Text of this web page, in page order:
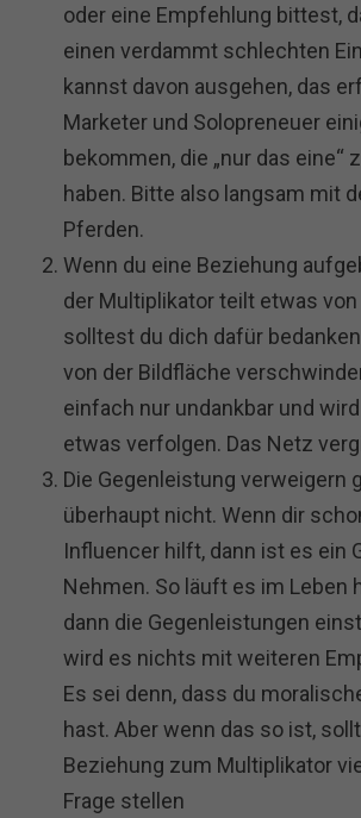
oder eine Empfehlung bittest,
einen verdammt schlechten
kannst davon ausgehen, das
Marketer und Solopreneuer
bekommen, die „nur das eine“
haben. Bitte also langsam mit
Pferden.
Wenn du eine Beziehung
der Multiplikator teilt etwas von
solltest du dich dafür
von der Bildfläche
einfach nur undankbar und
etwas verfolgen. Das Netz
Die Gegenleistung verweigern
überhaupt nicht. Wenn dir
Influencer hilft, dann ist es ein
Nehmen. So läuft es im Leben
dann die Gegenleistungen
wird es nichts mit weiteren
Es sei denn, dass du
hast. Aber wenn das so ist,
Beziehung zum Multiplikator
Frage stellen